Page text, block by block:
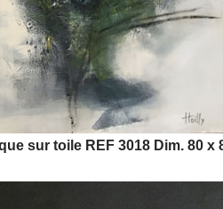
sur toile REF 3018 Dim. 80 x